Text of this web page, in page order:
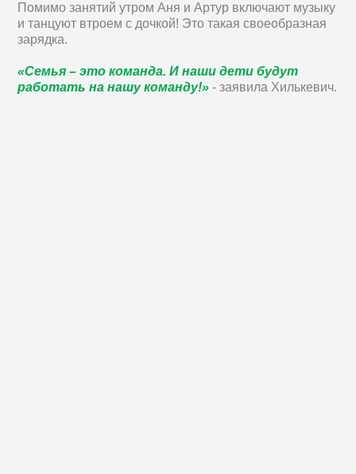
Помимо занятий утром Аня и Артур включают музыку
и танцуют втроем с дочкой! Это такая своеобразная
зарядка.
«Семья – это команда. И наши дети будут
работать на нашу команду!» - заявила Хилькевич.